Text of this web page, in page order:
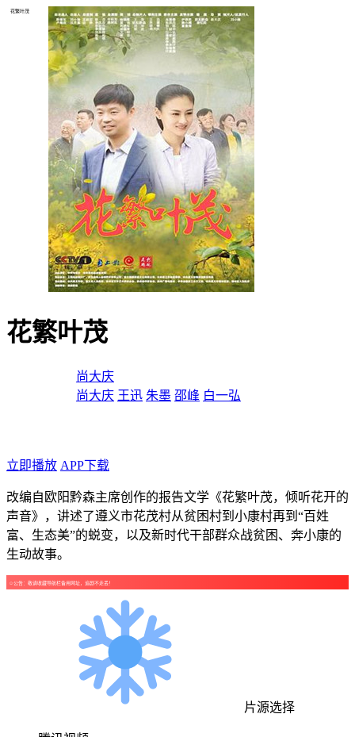
花繁叶茂
花繁叶茂
尚大庆
尚大庆 王迅 朱墨 邵峰 白一弘
立即播放 APP下载
改编自欧阳黔森主席创作的报告文学《花繁叶茂，倾听花开的
声音》，讲述了遵义市花茂村从贫困村到小康村再到“百姓
富、生态美”的蜕变，以及新时代干部群众战贫困、奔小康的
生动故事。
☺公告：敬请收藏导航栏备用网址，追剧不走丢！
片源选择